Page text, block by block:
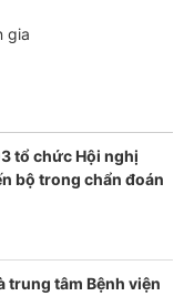
gia
tổ chức Hội nghị
bộ trong chẩn đoán
trung tâm Bệnh viện